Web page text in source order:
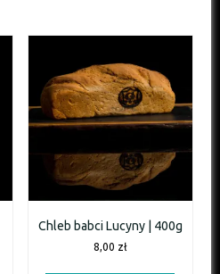
Chleb babci Lucyny | 400g
8,00 zł